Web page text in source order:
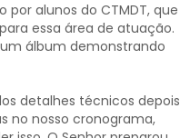
alunos do CTMDT, que
essa área de atuação.
álbum demonstrando
detalhes técnicos depois
no nosso cronograma,